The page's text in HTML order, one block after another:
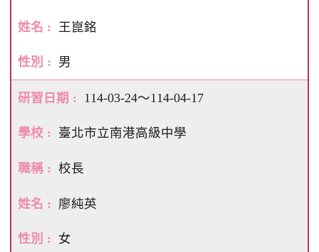
王崑銘
男
114-03-24～114-04-17
臺北市立南港高級中學
校長
廖純英
女